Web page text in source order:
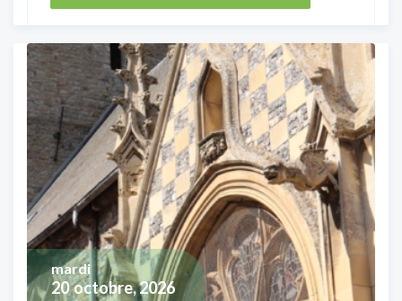
20 octobre, 2026
mardi